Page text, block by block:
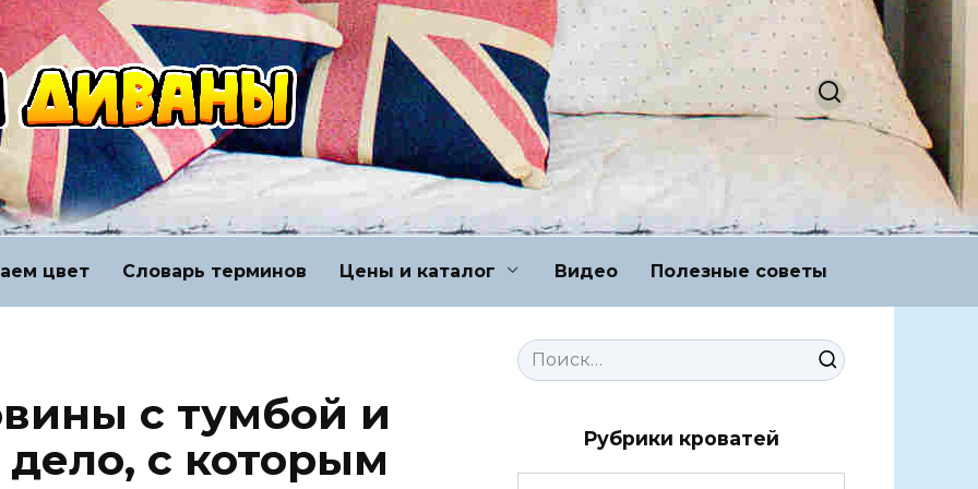
цвет Словарь терминов Цены и каталог Видео Полезные советы
с тумбой и
с которым
Search
for:
Рубрики кроватей